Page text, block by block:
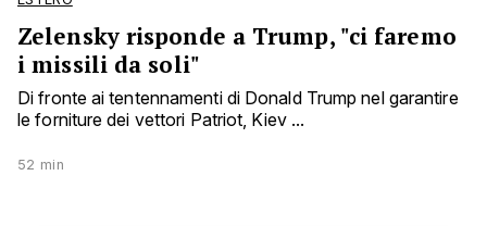
Zelensky risponde a Trump, "ci faremo
i missili da soli"
Di fronte ai tentennamenti di Donald Trump nel garantire
le forniture dei vettori Patriot, Kiev ...
52 min